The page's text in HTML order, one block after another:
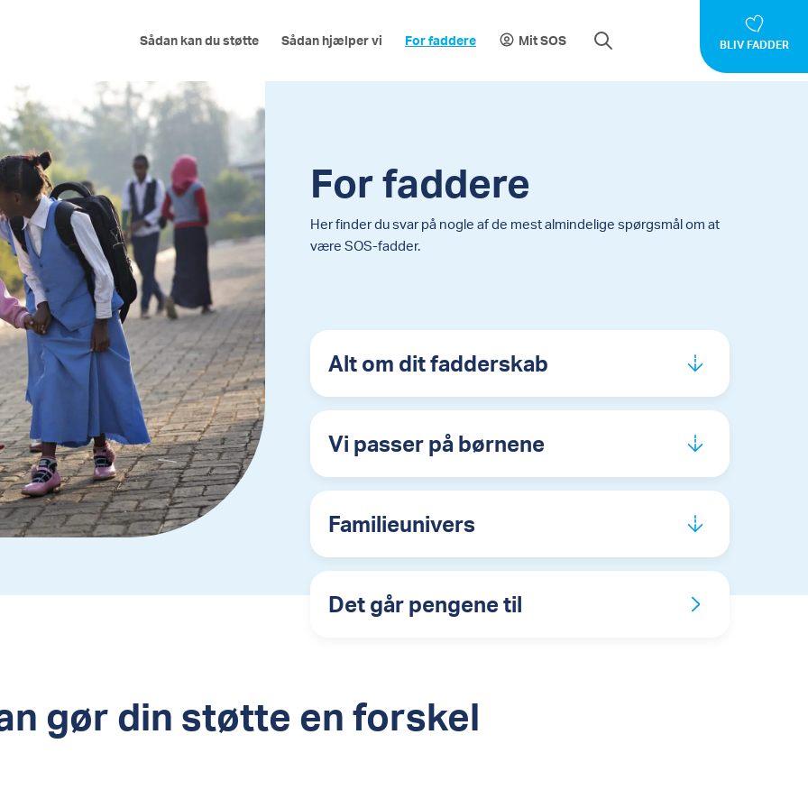
Sådan kan du støtte Sådan hjælper vi For faddere Mit SOS BLIV FADDER
For faddere
Her finder du svar på nogle af de mest almindelige spørgsmål om at
være SOS-fadder.
Alt om dit fadderskab
Vi passer på børnene
Familieunivers
Det går pengene til
gør din støtte en forskel